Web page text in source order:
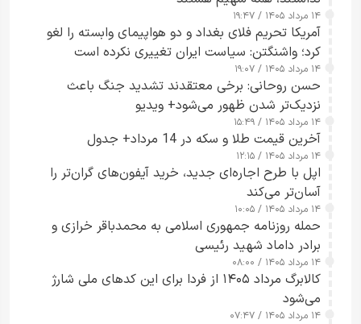
۱۴ مرداد ۱۴۰۵ / ۱۹:۴۷
آمریکا تحریم فلای بغداد و دو هواپیمای وابسته را لغو
کرد؛ واشنگتن: سیاست ایران تغییری نکرده است
۱۴ مرداد ۱۴۰۵ / ۱۹:۰۷
حسن روحانی: برخی معتقدند تشدید جنگ باعث
نزدیک‌تر شدن ظهور می‌شود+ ویدیو
۱۴ مرداد ۱۴۰۵ / ۱۵:۴۹
آخرین قیمت طلا و سکه در 14 مرداد+ جدول
۱۴ مرداد ۱۴۰۵ / ۱۲:۱۵
اپل با طرح اجاره‌ای جدید، خرید آیفون‌های گران‌تر را
آسان‌تر می‌کند
۱۴ مرداد ۱۴۰۵ / ۱۰:۰۵
حمله روزنامه جمهوری اسلامی به محمدباقر خرازی و
برادر داماد شهید رئیسی
۱۴ مرداد ۱۴۰۵ / ۰۸:۰۰
کالابرگ مرداد ۱۴۰۵ از فردا برای این کدهای ملی شارژ
می‌شود
۱۴ مرداد ۱۴۰۵ / ۰۷:۴۷